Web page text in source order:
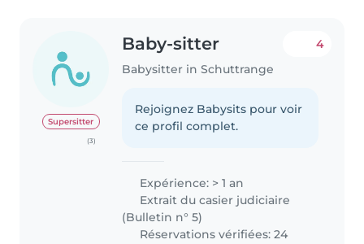
Supersitter
(3)
Baby-sitter
Babysitter in Schuttrange
4
Rejoignez Babysits pour voir
ce profil complet.
Expérience: > 1 an
Extrait du casier judiciaire
(Bulletin n° 5)
Réservations vérifiées: 24